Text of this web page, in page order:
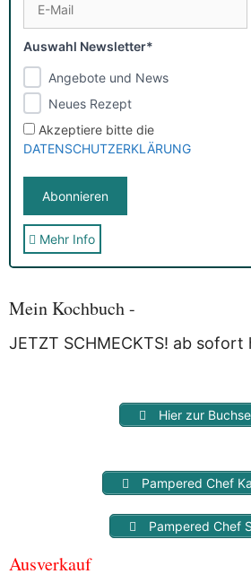
Auswahl Newsletter*
Angebote und News
Neues Rezept
Akzeptiere bitte die
DATENSCHUTZERKLÄRUNG
Sie erhalten nach der Anmeldung eine
Speicherung und Verarbeitung Deiner
Myfoodstory einverstanden. Deine
Dritte weitergegeben und dienen nur
Mehr Info
Mein Kochbuch -
JETZT SCHMECKTS! ab sofort
Hier zur
Pampered Chef
Pampered Chef
Ausverkauf